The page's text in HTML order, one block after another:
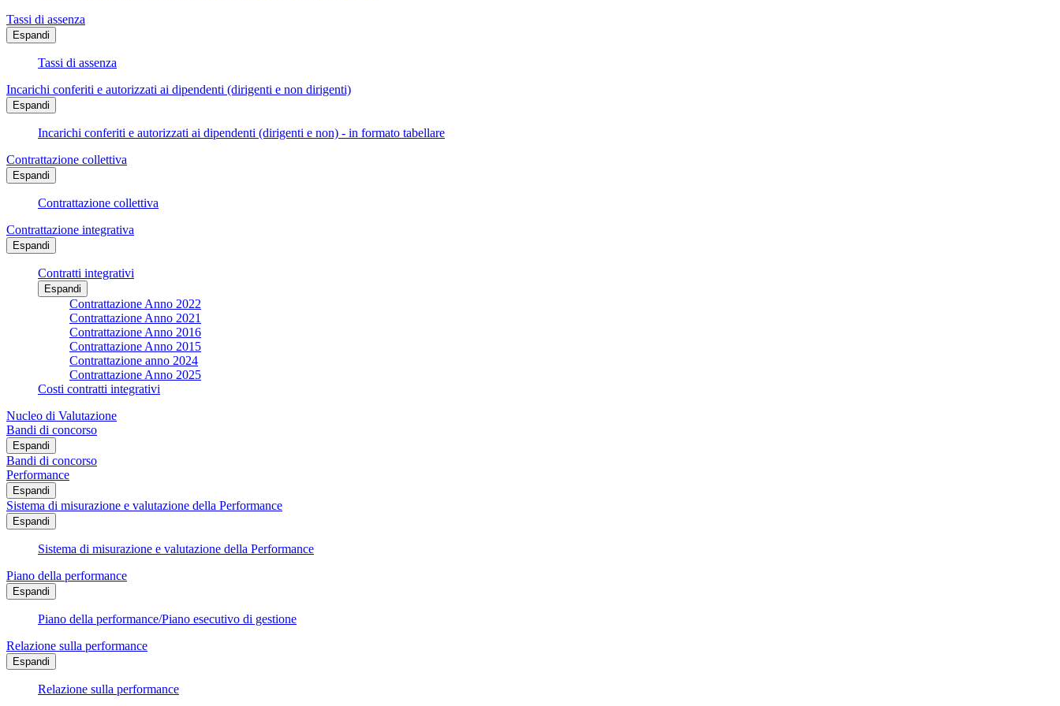
Tassi di assenza
Espandi
Tassi di assenza
Incarichi conferiti e autorizzati ai dipendenti (dirigenti e non dirigenti)
Espandi
Incarichi conferiti e autorizzati ai dipendenti (dirigenti e non) - in formato tabellare
Contrattazione collettiva
Espandi
Contrattazione collettiva
Contrattazione integrativa
Espandi
Contratti integrativi
Espandi
Contrattazione Anno 2022
Contrattazione Anno 2021
Contrattazione Anno 2016
Contrattazione Anno 2015
Contrattazione anno 2024
Contrattazione Anno 2025
Costi contratti integrativi
Nucleo di Valutazione
Bandi di concorso
Espandi
Bandi di concorso
Performance
Espandi
Sistema di misurazione e valutazione della Performance
Espandi
Sistema di misurazione e valutazione della Performance
Piano della performance
Espandi
Piano della performance/Piano esecutivo di gestione
Relazione sulla performance
Espandi
Relazione sulla performance